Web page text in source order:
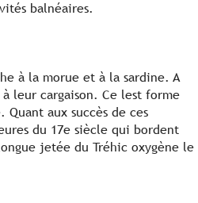
balnéaires.
à la morue et à la sardine. A
leur cargaison. Ce lest forme
aux succès de ces
du 17e siècle qui bordent
jetée du Tréhic oxygène le